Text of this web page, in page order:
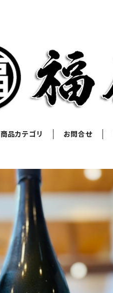
商品カテゴリ お問合せ